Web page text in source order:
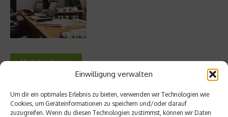
Einwilligung verwalten
Um dir ein optimales Erlebnis zu bieten, verwenden wir Technologien wie
Cookies, um Geräteinformationen zu speichern und/oder darauf
zuzugreifen. Wenn du diesen Technologien zustimmst, können wir Daten
Meistgelesen
Geschäftskontos für kleine Unternehmen